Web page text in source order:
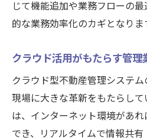
法
じて機能追加や業務フローの
的な業務効率化のカギとなりま
クラウド活用がもたらす管理
クラウド型不動産管理システ
現場に大きな革新をもたらして
は、インターネット環境があ
でき、リアルタイムで情報共